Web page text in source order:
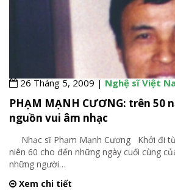
26 Tháng 5, 2009 |Nghệ sĩ Việt
PHẠM MẠNH CƯƠNG: trên 50
nguồn vui âm nhạc
Nhạc sĩ Phạm Mạnh Cương Khởi đi
niên 60 cho đến những ngày cuối cùng
những người…
Xem chi tiết